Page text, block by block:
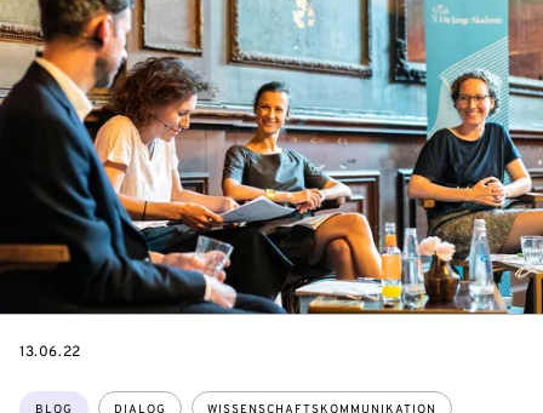
Themen:
BLOG DIALOG WISSENSCHAFTSKOMMUNIKATION
DATE
13.06.22